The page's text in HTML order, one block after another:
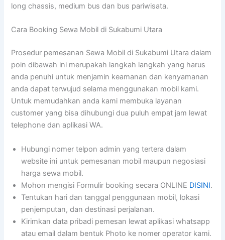
long chassis, medium bus dan bus pariwisata.
Cara Booking Sewa Mobil di Sukabumi Utara
Prosedur pemesanan Sewa Mobil di Sukabumi Utara dalam
poin dibawah ini merupakah langkah langkah yang harus
anda penuhi untuk menjamin keamanan dan kenyamanan
anda dapat terwujud selama menggunakan mobil kami.
Untuk memudahkan anda kami membuka layanan
customer yang bisa dihubungi dua puluh empat jam lewat
telephone dan aplikasi WA.
Hubungi nomer telpon admin yang tertera dalam
website ini untuk pemesanan mobil maupun negosiasi
harga sewa mobil.
Mohon mengisi Formulir booking secara ONLINE DISINI.
Tentukan hari dan tanggal penggunaan mobil, lokasi
penjemputan, dan destinasi perjalanan.
Kirimkan data pribadi pemesan lewat aplikasi whatsapp
atau email dalam bentuk Photo ke nomer operator kami.